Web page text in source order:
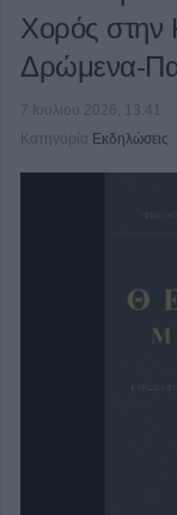
Χορός στην
Δρώμενα-
7 Ιουλίου 2026, 13:41
Κατηγορία Εκδηλώσεις